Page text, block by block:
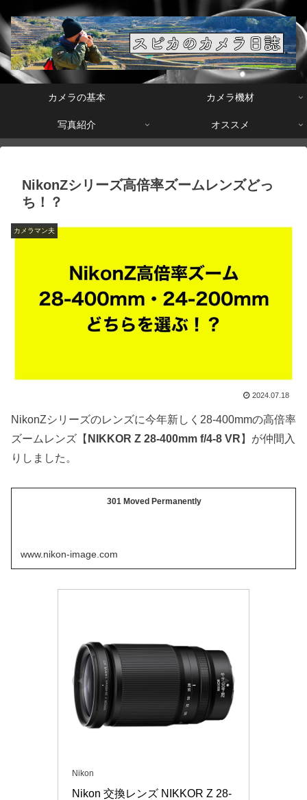
カメラの基本 カメラ機材
写真紹介 オススメ
NikonZシリーズ高倍率ズームレンズどっ
ち！？
カメラマン夫
2024.07.18
NikonZシリーズのレンズに今年新しく28-400mmの高倍率
ズームレンズ【 NIKKOR Z 28-400mm f/4-8 VR 】が仲間入
りしました。
301 Moved Permanently
www.nikon-image.com
Nikon
Nikon 交換レンズ NIKKOR Z 28-